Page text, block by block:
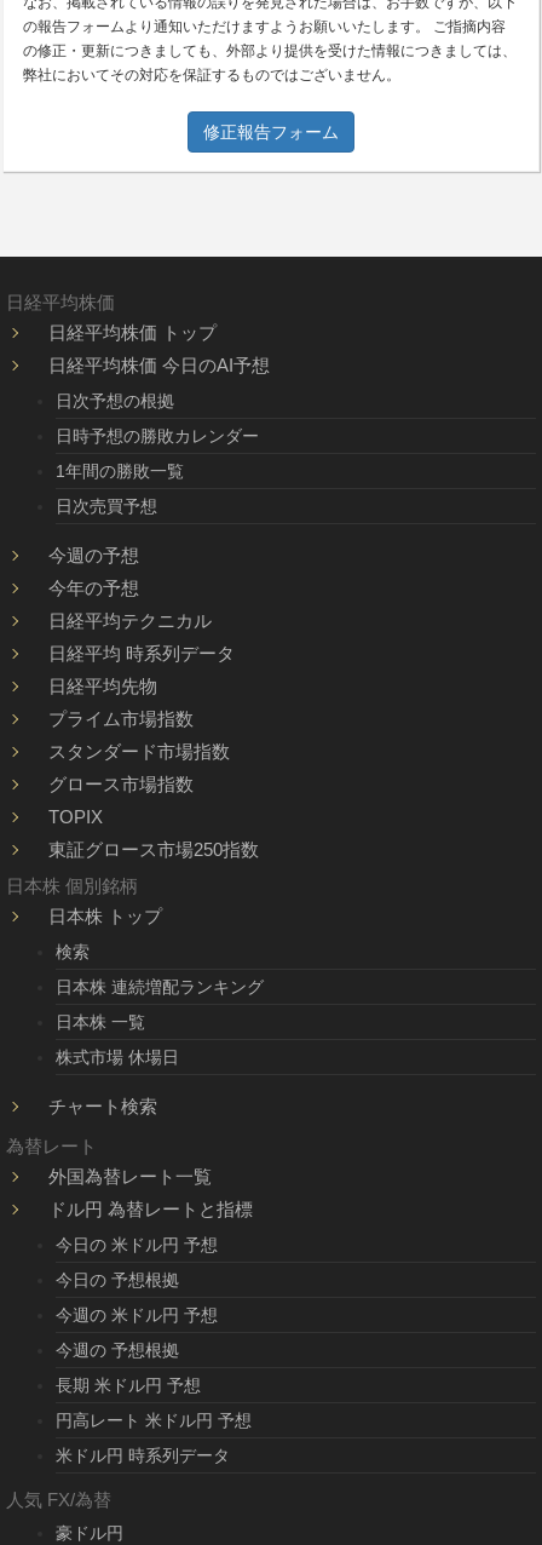
の報告フォームより通知いただけますようお願いいたします。 ご指摘内容
の修正・更新につきましても、外部より提供を受けた情報につきましては、
弊社においてその対応を保証するものではございません。
修正報告フォーム
日経平均株価
日経平均株価 トップ
日経平均株価 今日のAI予想
日次予想の根拠
日時予想の勝敗カレンダー
1年間の勝敗一覧
日次売買予想
今週の予想
今年の予想
日経平均テクニカル
日経平均 時系列データ
日経平均先物
プライム市場指数
スタンダード市場指数
グロース市場指数
TOPIX
東証グロース市場250指数
日本株 個別銘柄
日本株 トップ
検索
日本株 連続増配ランキング
日本株 一覧
株式市場 休場日
チャート検索
為替レート
外国為替レート一覧
ドル円 為替レートと指標
今日の 米ドル円 予想
今日の 予想根拠
今週の 米ドル円 予想
今週の 予想根拠
長期 米ドル円 予想
円高レート 米ドル円 予想
米ドル円 時系列データ
人気 FX/為替
豪ドル円